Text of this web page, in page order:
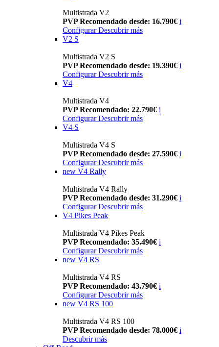
Multistrada V2
PVP Recomendado desde: 16.790€ i
Configurar Descubrir más
V2 S
Multistrada V2 S
PVP Recomendado desde: 19.390€ i
Configurar Descubrir más
V4
Multistrada V4
PVP Recomendado: 22.790€ i
Configurar Descubrir más
V4 S
Multistrada V4 S
PVP Recomendado desde: 27.590€ i
Configurar Descubrir más
new V4 Rally
Multistrada V4 Rally
PVP Recomendado desde: 31.290€ i
Configurar Descubrir más
V4 Pikes Peak
Multistrada V4 Pikes Peak
PVP Recomendado: 35.490€ i
Configurar Descubrir más
new V4 RS
Multistrada V4 RS
PVP Recomendado: 43.790€ i
ConfigurarDescubrir más
new V4 RS 100
Multistrada V4 RS 100
PVP Recomendado desde: 78.000€ i
Descubrir más